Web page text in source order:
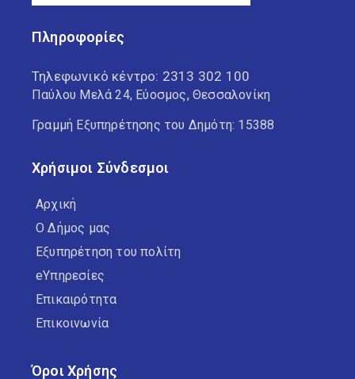
Πληροφορίες
Τηλεφωνικό κέντρο: 2313 302 100
Παύλου Μελά 24, Εύοσμος, Θεσσαλονίκη
Γραμμή Εξυπηρέτησης του Δημότη: 15388
Χρήσιμοι Σύνδεσμοι
Αρχική
Ο Δήμος μας
Εξυπηρέτηση του πολίτη
eΥπηρεσίες
Επικαιρότητα
Επικοινωνία
Όροι Χρήσης